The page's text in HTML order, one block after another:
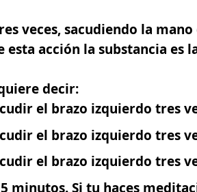
veces, sacudiendo la mano
acción la substancia es
decir:
el brazo izquierdo tres
el brazo izquierdo tres
el brazo izquierdo tres
minutos. Si tu haces